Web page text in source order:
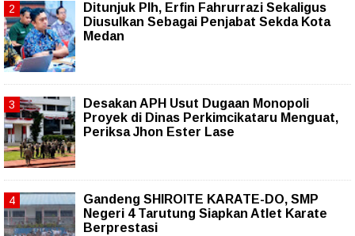
Ditunjuk Plh, Erfin Fahrurrazi Sekaligus
Diusulkan Sebagai Penjabat Sekda Kota
Medan
Desakan APH Usut Dugaan Monopoli
Proyek di Dinas Perkimcikataru Menguat,
Periksa Jhon Ester Lase
Gandeng SHIROITE KARATE-DO, SMP
Negeri 4 Tarutung Siapkan Atlet Karate
Berprestasi